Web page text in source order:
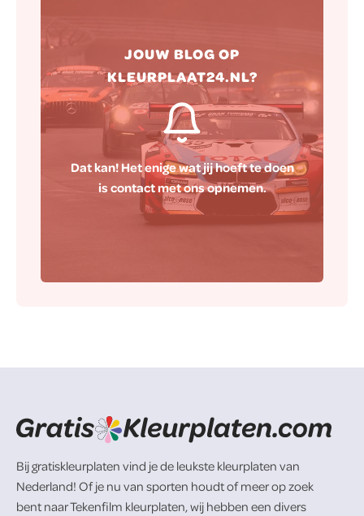
JOUW BLOG OP
KLEURPLAAT24.NL?
Dat kan! Het enige wat jij hoeft te doen
is contact met ons opnemen.
Hierna zorgen wij ervoor dat jouw
blog naar wens op onze website
gepubliceerd wordt.
Contact
Bij gratiskleurplaten vind je de leukste kleurplaten van
Nederland! Of je nu van sporten houdt of meer op zoek
bent naar Tekenfilm kleurplaten, wij hebben een divers